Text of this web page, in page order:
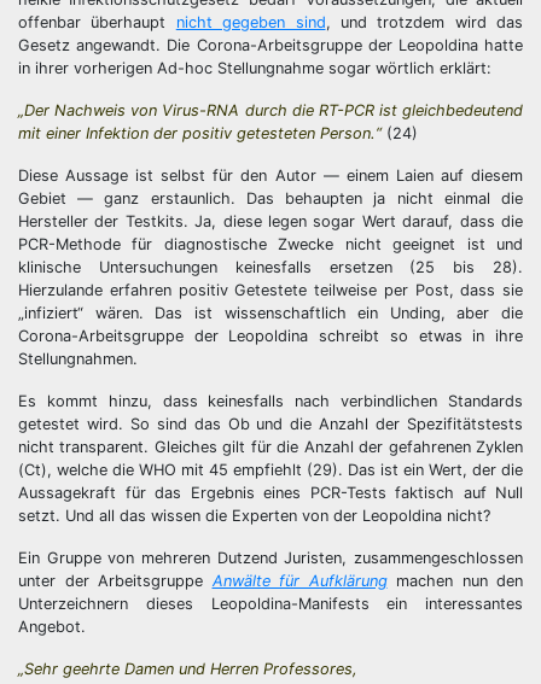
offenbar überhaupt nicht gegeben sind, und trotzdem wird das
Gesetz angewandt. Die Corona-Arbeitsgruppe der Leopoldina hatte
in ihrer vorherigen Ad-hoc Stellungnahme sogar wörtlich erklärt:
„Der Nachweis von Virus-RNA durch die RT-PCR ist gleichbedeutend
mit einer Infektion der positiv getesteten Person.“(24)
Diese Aussage ist selbst für den Autor — einem Laien auf diesem
Gebiet — ganz erstaunlich. Das behaupten ja nicht einmal die
Hersteller der Testkits. Ja, diese legen sogar Wert darauf, dass die
PCR-Methode für diagnostische Zwecke nicht geeignet ist und
klinische Untersuchungen keinesfalls ersetzen (25 bis 28).
Hierzulande erfahren positiv Getestete teilweise per Post, dass sie
„infiziert“ wären. Das ist wissenschaftlich ein Unding, aber die
Corona-Arbeitsgruppe der Leopoldina schreibt so etwas in ihre
Stellungnahmen.
Es kommt hinzu, dass keinesfalls nach verbindlichen Standards
getestet wird. So sind das Ob und die Anzahl der Spezifitätstests
nicht transparent. Gleiches gilt für die Anzahl der gefahrenen Zyklen
(Ct), welche die WHO mit 45 empfiehlt (29). Das ist ein Wert, der die
Aussagekraft für das Ergebnis eines PCR-Tests faktisch auf Null
setzt. Und all das wissen die Experten von der Leopoldina nicht?
Ein Gruppe von mehreren Dutzend Juristen, zusammengeschlossen
unter der Arbeitsgruppe Anwälte für Aufklärungmachen nun den
Unterzeichnern dieses Leopoldina-Manifests ein interessantes
Angebot.
„Sehr geehrte Damen und Herren Professores,